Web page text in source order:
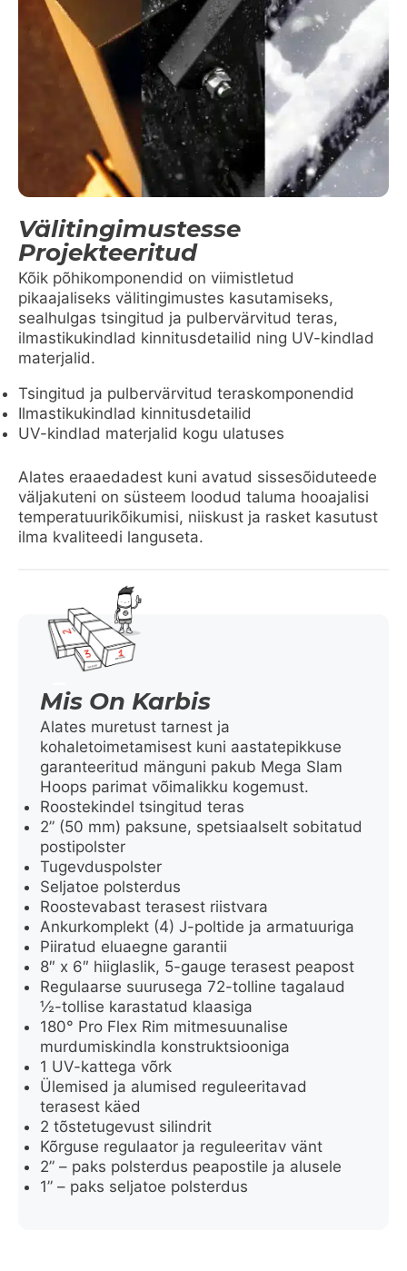
Välitingimustesse
Projekteeritud
Kõik põhikomponendid on viimistletud
pikaajaliseks välitingimustes kasutamiseks,
sealhulgas tsingitud ja pulbervärvitud teras,
ilmastikukindlad kinnitusdetailid ning UV-kindlad
materjalid.
Tsingitud ja pulbervärvitud teraskomponendid
Ilmastikukindlad kinnitusdetailid
UV-kindlad materjalid kogu ulatuses
Alates eraaedadest kuni avatud sissesõiduteede
väljakuteni on süsteem loodud taluma hooajalisi
temperatuurikõikumisi, niiskust ja rasket kasutust
ilma kvaliteedi languseta.
Mis On Karbis
Alates muretust tarnest ja
kohaletoimetamisest kuni aastatepikkuse
garanteeritud mänguni pakub Mega Slam
Hoops parimat võimalikku kogemust.
Roostekindel tsingitud teras
2” (50 mm) paksune, spetsiaalselt sobitatud
postipolster
Tugevduspolster
Seljatoe polsterdus
Roostevabast terasest riistvara
Ankurkomplekt (4) J-poltide ja armatuuriga
Piiratud eluaegne garantii
8″ x 6″ hiiglaslik, 5-gauge terasest peapost
Regulaarse suurusega 72-tolline tagalaud
½-tollise karastatud klaasiga
180° Pro Flex Rim mitmesuunalise
murdumiskindla konstruktsiooniga
1 UV-kattega võrk
Ülemised ja alumised reguleeritavad
terasest käed
2 tõstetugevust silindrit
Kõrguse regulaator ja reguleeritav vänt
2” – paks polsterdus peapostile ja alusele
1” – paks seljatoe polsterdus